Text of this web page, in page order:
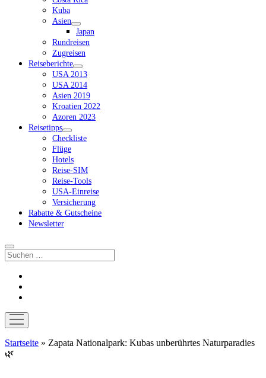
Kuba
Asien
Dropdown-
Menü
öffnen
Japan
Rundreisen
Zugreisen
Reiseberichte
Dropdown-
Menü
öffnen
USA 2013
USA 2014
Asien 2019
Kroatien 2022
Azoren 2023
Reisetipps
Dropdown-
Menü
öffnen
Checkliste
Flüge
Hotels
Reise-SIM
Reise-Tools
USA-Einreise
Versicherung
Rabatte & Gutscheine
Newsletter
Suchen
Menü
öffnen
Startseite » Zapata Nationalpark: Kubas unberührtes Naturparadies
🌿